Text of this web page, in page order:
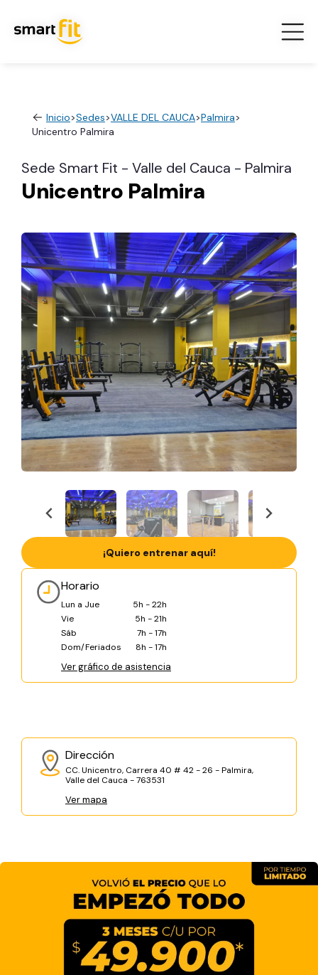
Inicio>Sedes>VALLE DEL CAUCA>Palmira>
Unicentro Palmira
Sede Smart Fit - Valle del Cauca - Palmira
Unicentro Palmira
Horario
Lun a Jue
5h - 22h
Vie
5h - 21h
Sáb
7h - 17h
Dom/Feriados
8h - 17h
Ver gráfico de asistencia
Dirección
CC. Unicentro, Carrera 40 # 42 - 26 - Palmira,
Valle del Cauca - 763531
Ver mapa
¡Quiero entrenar aquí!